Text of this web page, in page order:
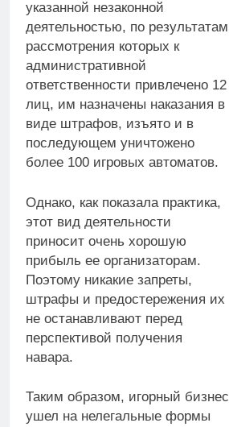
указанной незаконной
деятельностью, по результатам
рассмотрения которых к
административной
ответственности привлечено 12
лиц, им назначены наказания в
виде штрафов, изъято и в
последующем уничтожено
более 100 игровых автоматов.
Однако, как показала практика,
этот вид деятельности
приносит очень хорошую
прибыль ее организаторам.
Поэтому никакие запреты,
штрафы и предостережения их
не останавливают перед
перспективой получения
навара.
Таким образом, игорный бизнес
ушел на нелегальные формы